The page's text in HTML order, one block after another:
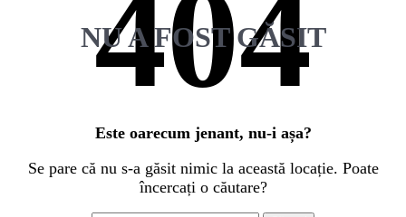
NU A FOST GĂSIT
Este oarecum jenant, nu-i așa?
Se pare că nu s-a găsit nimic la această locație. Poate
încercați o căutare?